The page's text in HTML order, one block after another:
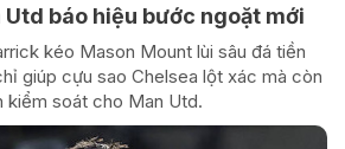
báo hiệu bước ngoặt mới
kéo Mason Mount lùi sâu đá tiền
giúp cựu sao Chelsea lột xác mà còn
kiểm soát cho Man Utd.